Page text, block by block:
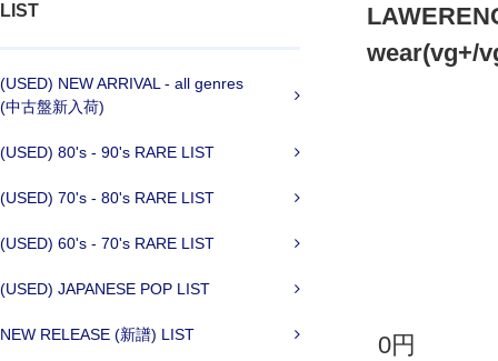
LIST
(USED) NEW ARRIVAL - all genres
(中古盤新入荷)
(USED) 80's - 90's RARE LIST
(USED) 70's - 80's RARE LIST
(USED) 60's - 70's RARE LIST
(USED) JAPANESE POP LIST
NEW RELEASE (新譜) LIST
wear(vg+/
0円